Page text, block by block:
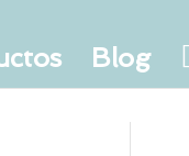
Blog